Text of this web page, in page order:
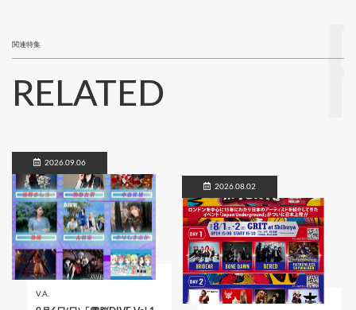
関連特集
RELATED
2026.09.06
V.A.
2026.08.02